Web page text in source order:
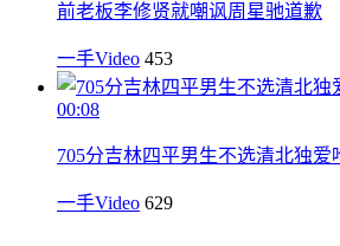
前老板李修贤就嘲讽周星驰道歉
一手Video 453
00:08
705分吉林四平男生不选清北独爱
一手Video 629